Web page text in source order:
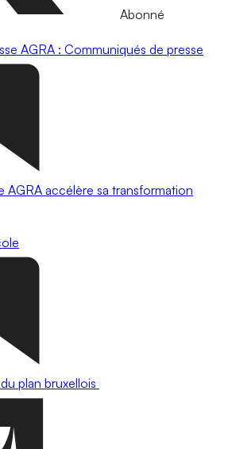
Abonné
AGRA : Communiqués de presse
AGRA accélère sa transformation
plan bruxellois